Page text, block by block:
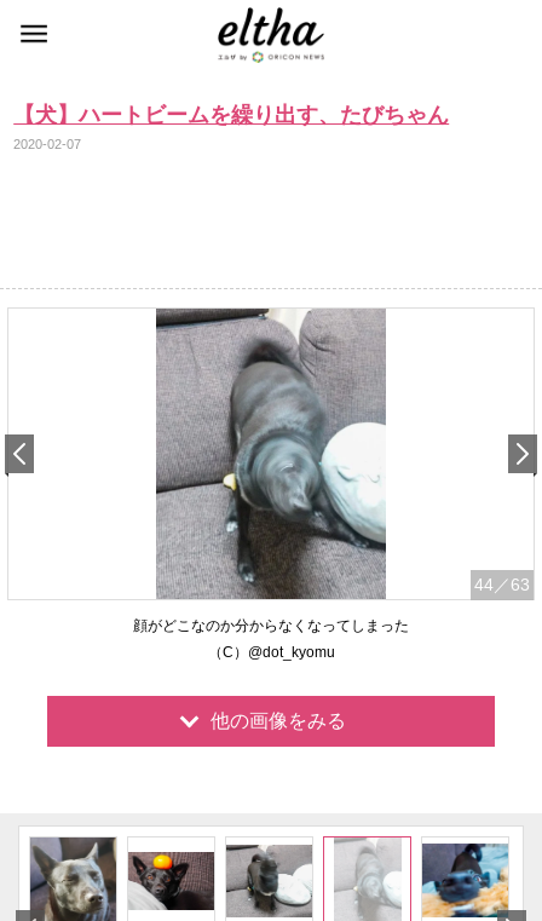
【犬】ハートビームを繰り出す、たびちゃん
2020-02-07
44 ／63
顔がどこなのか分からなくなってしまった
（C）@dot_kyomu
他の画像をみる